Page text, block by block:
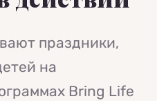
праздники,
на
Bring Life